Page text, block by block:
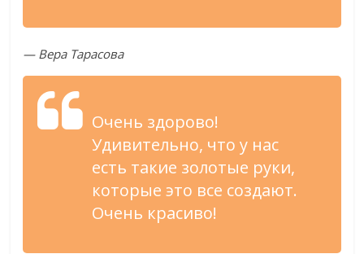
— Вера Тарасова
Очень здорово!
Удивительно, что у нас
есть такие золотые руки,
которые это все создают.
Очень красиво!